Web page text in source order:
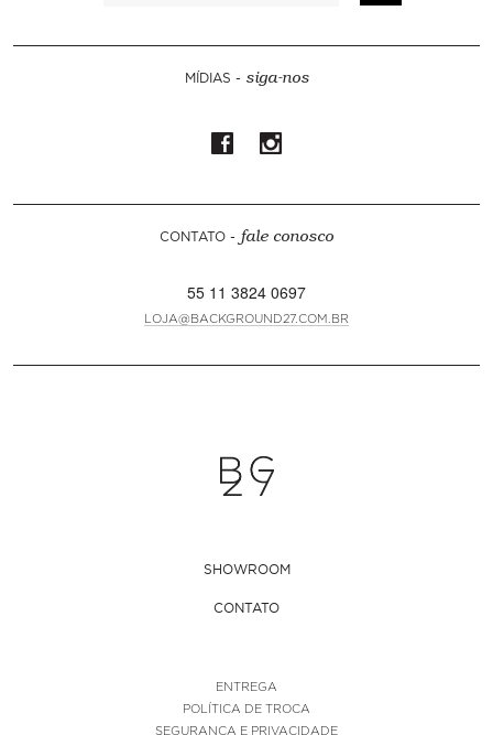
MÍDIAS - siga-nos
CONTATO - fale conosco
55 11 3824 0697
LOJA@BACKGROUND27.COM.BR
SHOWROOM
CONTATO
ENTREGA
POLÍTICA DE TROCA
SEGURANÇA E PRIVACIDADE